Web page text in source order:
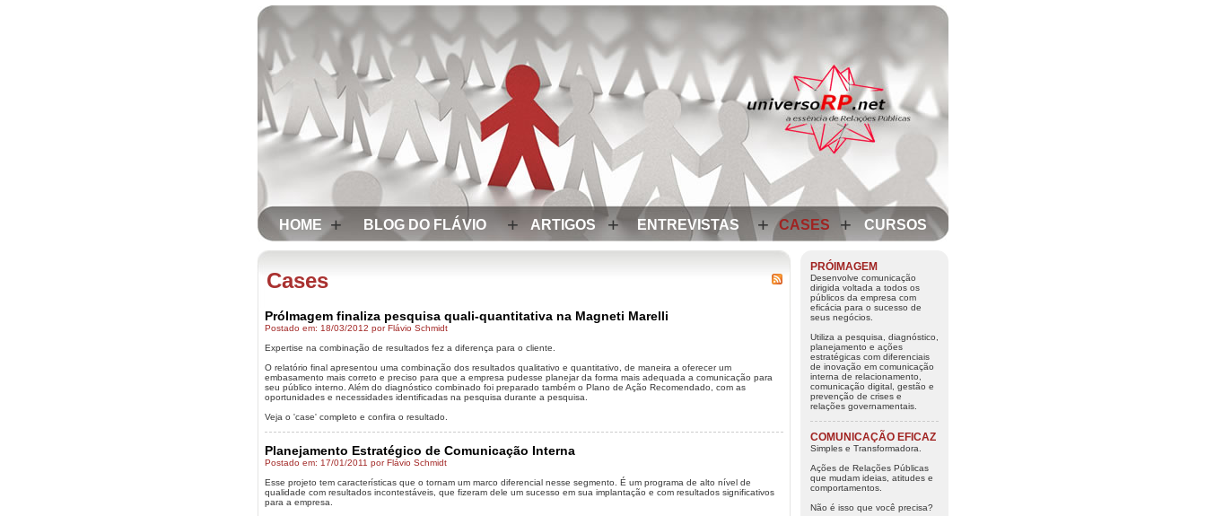
HOME + BLOG DO FLÁVIO + ARTIGOS + ENTREVISTAS + CASES + CURSOS
Cases
PróImagem finaliza pesquisa quali-quantitativa na Magneti Marelli
Postado em: 18/03/2012 por Flávio Schmidt
Expertise na combinação de resultados fez a diferença para o cliente.
O relatório final apresentou uma combinação dos resultados qualitativo e quantitativo, de maneira a oferecer um
embasamento mais correto e preciso para que a empresa pudesse planejar da forma mais adequada a comunicação para
seu público interno. Além do diagnóstico combinado foi preparado também o Plano de Ação Recomendado, com as
oportunidades e necessidades identificadas na pesquisa durante a pesquisa.
Veja o 'case' completo e confira o resultado.
Planejamento Estratégico de Comunicação Interna
Postado em: 17/01/2011 por Flávio Schmidt
Esse projeto tem características que o tornam um marco diferencial nesse segmento. É um programa de alto nível de
qualidade com resultados incontestáveis, que fizeram dele um sucesso em sua implantação e com resultados significativos
para a empresa.
PRÓIMAGEM
Desenvolve comunicação
dirigida voltada a todos os
públicos da empresa com
eficácia para o sucesso de
seus negócios.
Utiliza a pesquisa, diagnóstico,
planejamento e ações
estratégicas com diferenciais
de inovação em comunicação
interna de relacionamento,
comunicação digital, gestão e
prevenção de crises e
relações governamentais.
COMUNICAÇÃO EFICAZ
Simples e Transformadora.
Ações de Relações Públicas
que mudam ideias, atitudes e
comportamentos.
Não é isso que você precisa?